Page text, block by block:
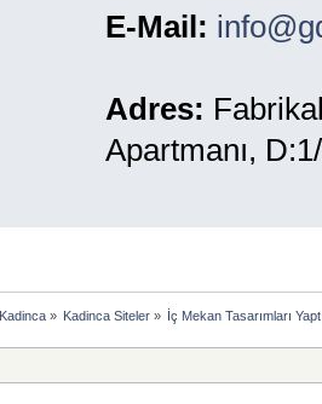
E-Mail:
Adres:
Apartmanı,
Kadinca» Kadinca Siteler» İç Mekan Tasarımları